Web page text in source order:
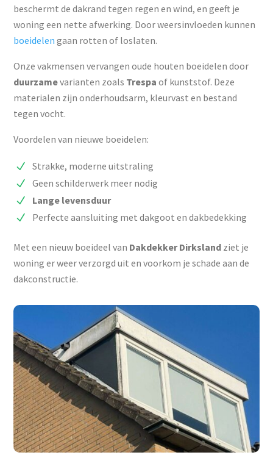
beschermt de dakrand tegen regen en wind, en geeft je
woning een nette afwerking. Door weersinvloeden kunnen
boeidelen gaan rotten of loslaten.
Onze vakmensen vervangen oude houten boeidelen door
duurzamevarianten zoals Trespa of kunststof. Deze
materialen zijn onderhoudsarm, kleurvast en bestand
tegen vocht.
Voordelen van nieuwe boeidelen:
Strakke, moderne uitstraling
Geen schilderwerk meer nodig
Lange levensduur
Perfecte aansluiting met dakgoot en dakbedekking
Met een nieuw boeideel van Dakdekker Dirksland ziet je
woning er weer verzorgd uit en voorkom je schade aan de
dakconstructie.